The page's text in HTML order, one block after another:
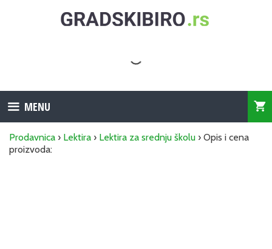
MENU
Prodavnica › Lektira › Lektira za srednju školu › Opis i cena
proizvoda: